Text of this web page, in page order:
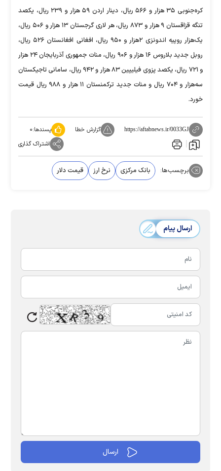
کره‌جنوبی ۳۵ هزار و ۵۶۶ ریال، دینار اردن ۵۹ هزار و ۲۳۹ ریال، یکصد
تنگه قزاقستان ۹ هزار و ۸۷۳ ریال، هر لاری گرجستان ۱۳ هزار و ۵۰۶ ریال،
یک‌هزار روپیه اندونزی ۲‌هزار و ۹۵۰ ریال، افغانی افغانستان ۵۲۶ ریال،
روبل جدید بلاروس ۱۶ هزار و ۹۰۶ ریال، منات جمهوری آذربایجان ۲۴ هزار
و ۷۲۱ ریال، یکصد پزوی فیلیپین ۸۳ هزار و ۹۴۲ ریال، سامانی تاجیکستان
سه‌هزار و ۷۰۴ ریال و منات جدید ترکمنستان ۱۱ هزار و ۹۸۸ ریال قیمت
خورد.
https://aftabnews.ir/0033GJ گزارش خطا پسندها:۰
اشتراک گذاری
برچسب‌ها: بانک مرکزی نرخ ارز قیمت دلار
ارسال پیام